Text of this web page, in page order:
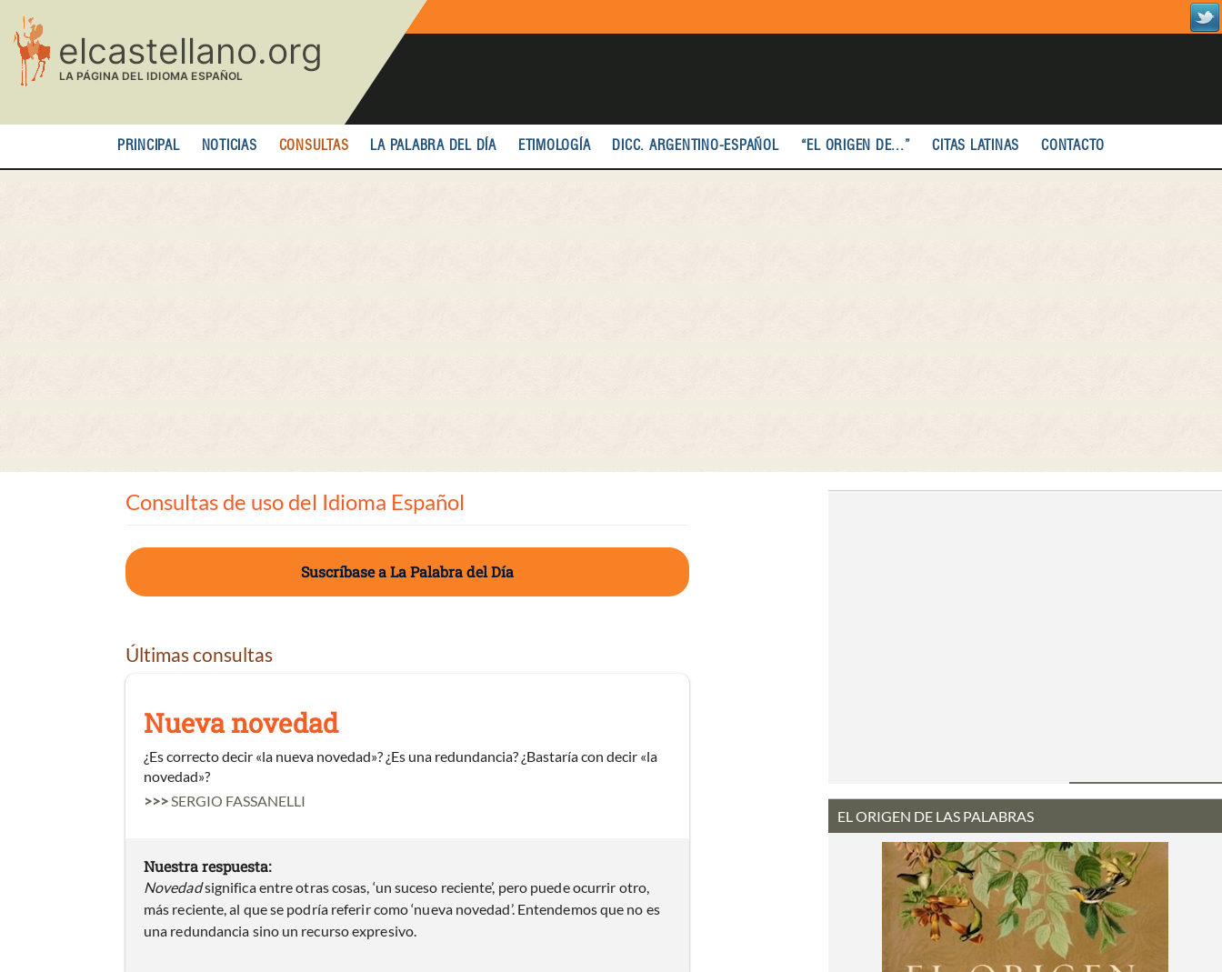
contenido
principal
PRINCIPAL NOTICIAS CONSULTAS LA PALABRA DEL DÍA ETIMOLOGÍA DICC. ARGENTINO-ESPAÑOL “EL ORIGEN DE...” CITAS LATINAS CONTACTO
Consultas de uso del Idioma Español
Suscríbase a La Palabra del Día
Últimas consultas
Nueva novedad
¿Es correcto decir «la nueva novedad»? ¿Es una redundancia? ¿Bastaría con decir «la
novedad»?
>>>SERGIO FASSANELLI
Nuestra respuesta:
Novedadsignifica entre otras cosas, ‘un suceso reciente’, pero puede ocurrir otro,
más reciente, al que se podría referir como ‘nueva novedad’. Entendemos que no es
una redundancia sino un recurso expresivo.
EL ORIGEN DE LAS PALABRAS